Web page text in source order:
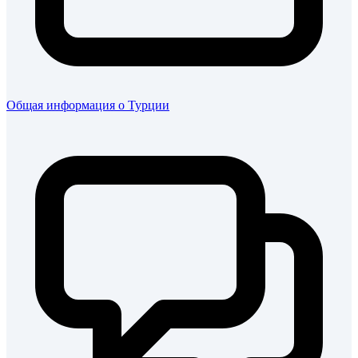
Общая информация о Турции